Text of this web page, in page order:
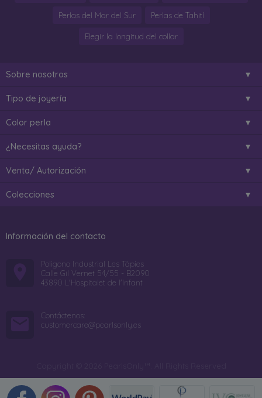
Perlas del Mar del Sur Perlas de Tahití
Elegir la longitud del collar
Sobre nosotros
Tipo de joyería
Color perla
¿Necesitas ayuda?
Venta/ Autorización
Colecciones
Información del contacto
Poligono Industrial Les Tàpies
Calle Gil Vernet 54/55 - B2090
43890 L'Hospitalet de l'Infant
Contáctenos:
customercare@pearlsonly.es